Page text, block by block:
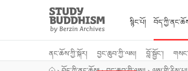
Study
Buddhism
Home
སྙིང་པོ།
ནང་ཆོས་ཀྱི་སྐོར། བྱང་ཆུབ་ཀྱི་ལམ། བློ་སྦྱོང་།